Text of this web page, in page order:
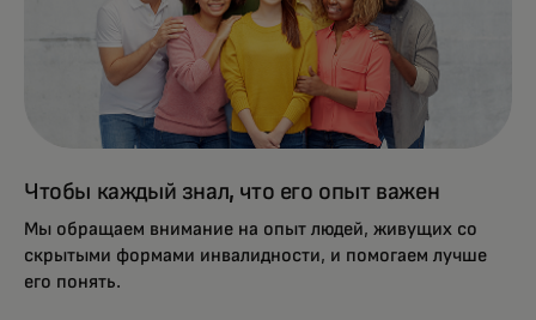
Чтобы каждый знал, что его опыт важен
Мы обращаем внимание на опыт людей, живущих со
скрытыми формами инвалидности, и помогаем лучше
его понять.